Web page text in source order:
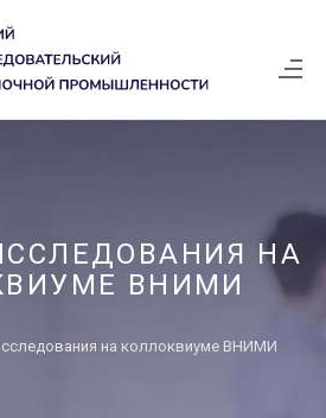
НА
ВНИМИ
на коллоквиуме ВНИМИ